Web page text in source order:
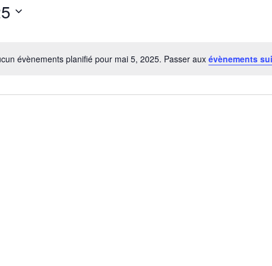
Notice
évènements planifié pour mai 5, 2025. Passer aux évènements